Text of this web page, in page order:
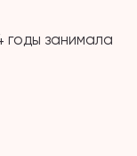
годы занимала